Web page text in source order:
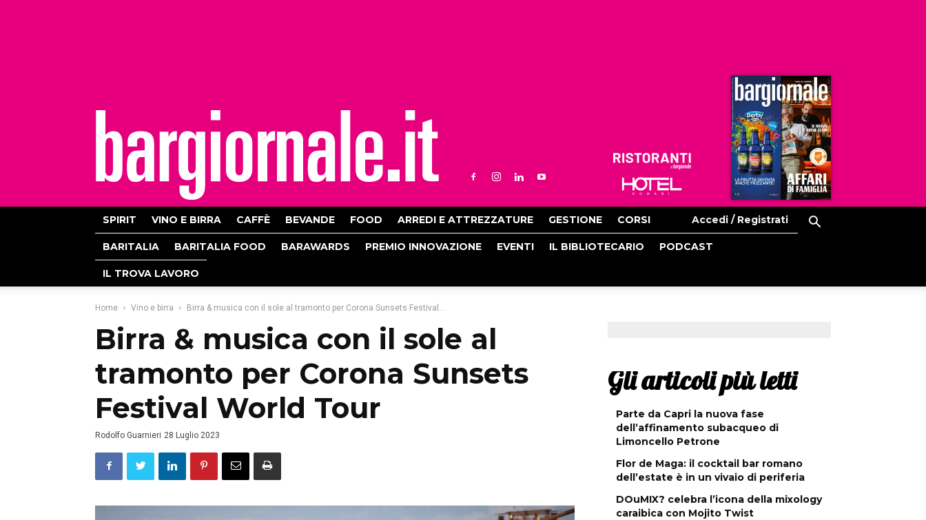
Ristoranti
Hoteldomani
SPIRIT VINO E BIRRA CAFFÈ BEVANDE FOOD ARREDI E ATTREZZATURE GESTIONE CORSI Accedi / Registrati
BARITALIA BARITALIA FOOD BARAWARDS PREMIO INNOVAZIONE EVENTI IL BIBLIOTECARIO PODCAST
IL TROVA LAVORO
Home Vino e birra Birra & musica con il sole al tramonto per Corona Sunsets Festival...
Birra & musica con il sole al
tramonto per Corona Sunsets
Festival World Tour
Rodolfo Guarnieri 28 Luglio 2023
Gli articoli più letti
Parte da Capri la nuova fase
dell’affinamento subacqueo di
Limoncello Petrone
Flor de Maga: il cocktail bar romano
dell’estate è in un vivaio di periferia
DOuMIX? celebra l’icona della mixology
caraibica con Mojito Twist